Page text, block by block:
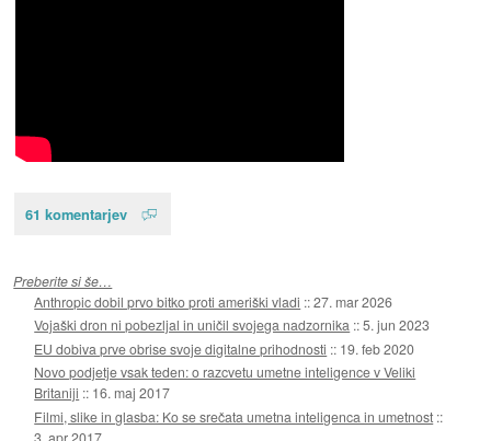
61 komentarjev
Preberite si še…
Anthropic dobil prvo bitko proti ameriški vladi ::27. mar 2026
Vojaški dron ni pobezljal in uničil svojega nadzornika ::5. jun 2023
EU dobiva prve obrise svoje digitalne prihodnosti :: 19. feb 2020
Novo podjetje vsak teden: o razcvetu umetne inteligence v Veliki
Britaniji :: 16. maj 2017
Filmi, slike in glasba: Ko se srečata umetna inteligenca in umetnost ::
3. apr 2017